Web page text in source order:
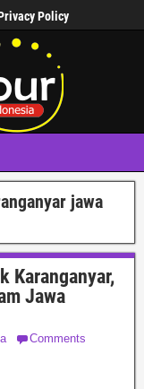
Policy
jawa
Karanganyar,
Jawa
Comments